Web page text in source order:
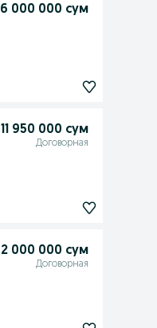
6 000 000 сум
11 950 000 сум
Договорная
2 000 000 сум
Договорная